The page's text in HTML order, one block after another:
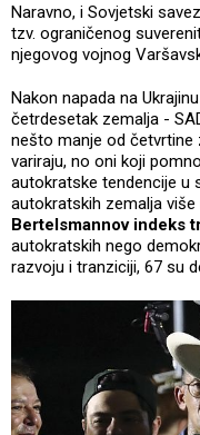
Naravno, i Sovjetski
tzv. ograničenog
njegovog vojnog
Nakon napada na
četrdesetak zemalja -
nešto manje od četvrtine
variraju, no oni koji
autokratske tendencije u
autokratskih zemalja
Bertelsmannov indeks
autokratskih nego
razvoju i tranziciji, 67 su